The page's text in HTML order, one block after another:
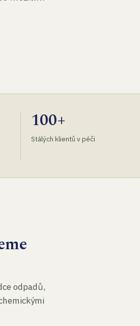
100+
Stálých klientů v péči
odpadů,